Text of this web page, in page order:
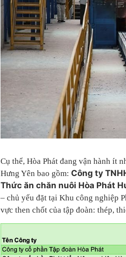
Cụ thể, Hòa Phát đang vận hành ít
Hưng Yên bao gồm: Công ty
Thức ăn chăn nuôi Hòa Phát
– chủ yếu đặt tại Khu công nghiệp
vực then chốt của tập đoàn: thép,